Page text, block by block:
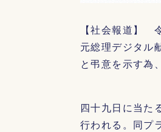
【社会報道】
元総理デジタル
と弔意を示す為
四十九日に当た
行われる。同プ